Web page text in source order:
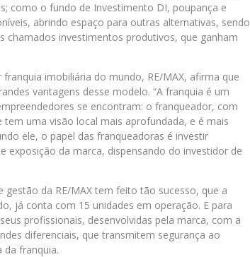
como o fundo de Investimento DI, poupança e
abrindo espaço para outras alternativas, sendo
chamados investimentos produtivos, que ganham
imobiliária do mundo, RE/MAX, afirma que
vantagens desse modelo. “A franquia é um
se encontram: o franqueador, com
uma visão local mais aprofundada, e é mais
ele, o papel das franqueadoras é investir
exposição da marca, dispensando do investidor de
gestão da RE/MAX tem feito tão sucesso, que a
já conta com 15 unidades em operação. E para
profissionais, desenvolvidas pela marca, com a
diferenciais, que transmitem segurança ao
franquia.